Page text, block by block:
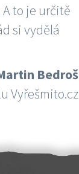
to je určitě
si vydělá
Bedroš
Vyřešmito.cz